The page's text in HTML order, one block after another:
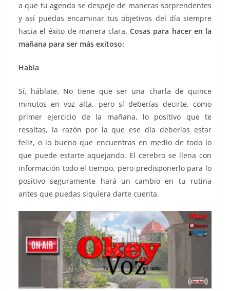
a que tu agenda se despeje de maneras sorprendentes
y así puedas encaminar tus objetivos del día siempre
hacia el éxito de manera clara.Cosas para hacer en la
mañana para ser más exitoso:
Habla
Sí, háblate. No tiene que ser una charla de quince
minutos en voz alta, pero sí deberías decirte, como
primer ejercicio de la mañana, lo positivo que te
resaltas, la razón por la que ese día deberías estar
feliz, o lo bueno que encuentras en medio de todo lo
que puede estarte aquejando. El cerebro se llena con
información todo el tiempo, pero predisponerlo para lo
positivo seguramente hará un cambio en tu rutina
antes que puedas siquiera darte cuenta.